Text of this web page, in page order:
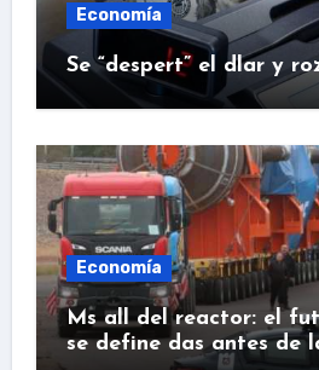
Economía
Se “despert” el dlar y
Economía
Ms all del reactor: el
se define das antes de